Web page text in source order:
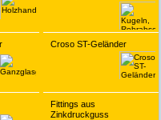
Croso ST-Geländer
Fittings aus
Zinkdruckguss